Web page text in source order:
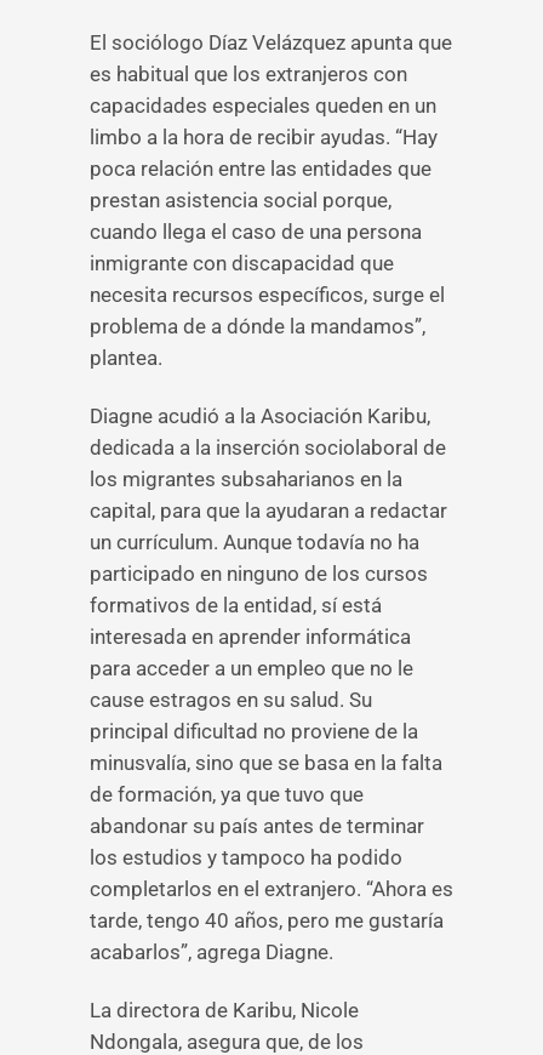
El sociólogo Díaz Velázquez apunta que
es habitual que los extranjeros con
capacidades especiales queden en un
limbo a la hora de recibir ayudas. “Hay
poca relación entre las entidades que
prestan asistencia social porque,
cuando llega el caso de una persona
inmigrante con discapacidad que
necesita recursos específicos, surge el
problema de a dónde la mandamos”,
plantea.
Diagne acudió a la Asociación Karibu,
dedicada a la inserción sociolaboral de
los migrantes subsaharianos en la
capital, para que la ayudaran a redactar
un currículum. Aunque todavía no ha
participado en ninguno de los cursos
formativos de la entidad, sí está
interesada en aprender informática
para acceder a un empleo que no le
cause estragos en su salud. Su
principal dificultad no proviene de la
minusvalía, sino que se basa en la falta
de formación, ya que tuvo que
abandonar su país antes de terminar
los estudios y tampoco ha podido
completarlos en el extranjero. “Ahora es
tarde, tengo 40 años, pero me gustaría
acabarlos”, agrega Diagne.
La directora de Karibu, Nicole
Ndongala, asegura que, de los